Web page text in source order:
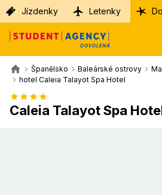
Jízdenky Letenky
Španělsko Baleárské ostrovy
hotel Caleia Talayot Spa Hotel
Caleia Talayot Spa